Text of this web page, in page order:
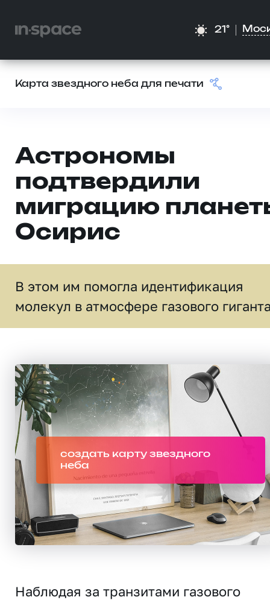
21°
Карта звездного неба для печати
Астрономы
подтвердили
миграцию
Осирис
В этом им помогла идентификация
молекул в атмосфере газового
создать карту звездного
неба
Наблюдая за транзитами газового